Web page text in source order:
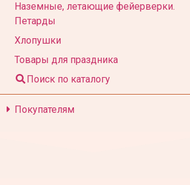
Наземные, летающие фейерверки.
Петарды
Хлопушки
Товары для праздника
Поиск по каталогу
Покупателям